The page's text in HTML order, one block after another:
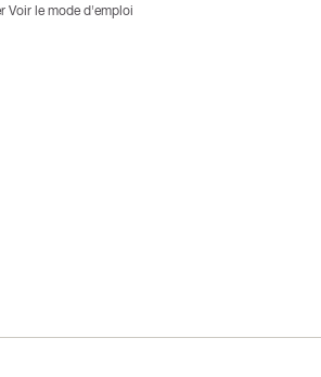
Voir le mode d'emploi